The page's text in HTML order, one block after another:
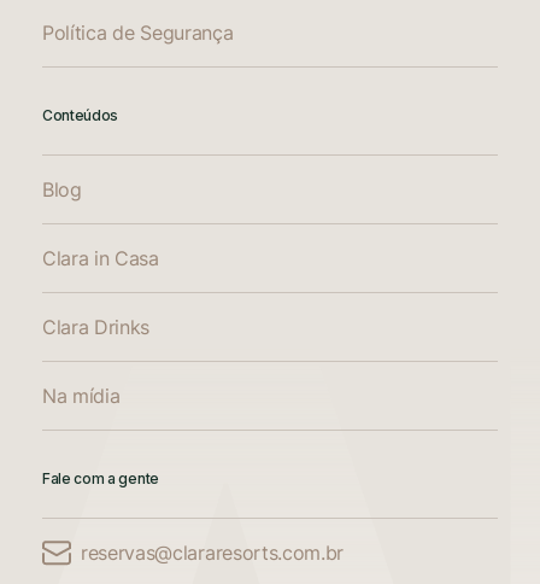
Política de Segurança
Conteúdos
Blog
Clara in Casa
Clara Drinks
Na mídia
Fale com a gente
reservas@clararesorts.com.br